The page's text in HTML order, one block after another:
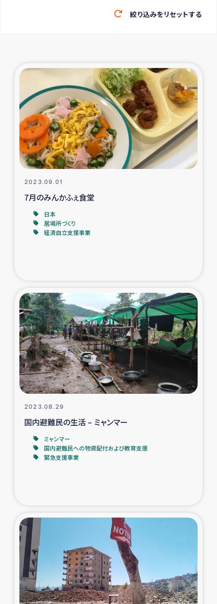
緊急救援の時代
東ティモール豪雨緊急支援
大雨による洪水被災者支援
カカオ生産者支援事業
シリア国内避難民・帰還民の生活再建支援
トルコにおけるシリア難民支援事業
インドネシア中部 スラウェシの地震・津波被災者支援
スリランカ ムライティブ県帰還民の生活再建支援
スリランカ南部洪水被災者支援
スリランカの南北女性をつなぐサリー・リサイクル・プロ
ジェクト
復興支援事業
民際教育事業
ミャンマー緊急支援
タイ国境ミャンマー移民子ども支援
漁民によるマングローブ植林活動
レバノンでのシリア難民への食糧・越冬支援
絞り込みをリセットする
2023.09.01
7月のみんかふぇ食堂
日本
居場所づくり
経済自立支援事業
2023.08.29
国内避難民の生活 – ミャンマー
ミャンマー
国内避難民への物資配付および教育支援
緊急支援事業